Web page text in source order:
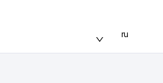
ru